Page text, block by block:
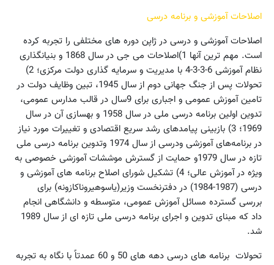
اصلاحات آموزشی و برنامه درسی
اصلاحات‌ آموزشی‌ و درسی در ژاپن‌ دوره های مختلفی را تجربه کرده
است. مهم ترین آنها 1)اصلاحات می جی در سال 1868 و بنیانگذاری
نظام آموزشی 6-3-3-4 با مدیریت و سرمایه گذاری دولت مرکزی؛ 2)
تحولات پس از جنگ جهانی دوم از سال 1945، تبین وظایف دولت در
تامین آموزش عمومی و اجباری برای 9سال در قالب مدارس عمومی،
تدوین اولین برنامه درسی ملی در سال 1958 و بهسازی آن در سال
1969؛ 3) بازبینی پیامدهای رشد سریع اقتصادی و تغییرات‌ مورد نیاز
در برنامه‌های‌ آموزشی ودرسی از سال 1974 وتدوین برنامه درسی ملی
تازه در سال 1979و حمایت از گسترش موششات آموزشی خصوصی به
ویژه در آموزش عالی؛ 4) تشکیل شورای اصلاح برنامه های آموزشی و
درسی (1987-1984) در دفترنخست‌ وزیر(یاسوهیروناکازونه) برای‌
بررسی گسترده‌ مسائل‌ آموزش‌ عمومی، متوسطه و دانشگاهی‌‌ انجام‌
داد که مبنای تدوین و اجرای برنامه درسی ملی تازه ای از سال 1989
شد.
تحولات برنامه های درسی دهه های 50 و 60 عمدتاً با نگاه به تجربه